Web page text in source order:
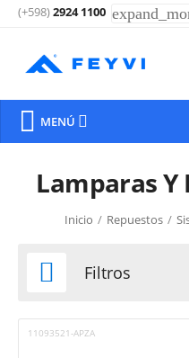
(+598)2924 1100
 MENÚ 
Lamparas
Inicio / Repuestos /
 Filtros
11093521-APZA